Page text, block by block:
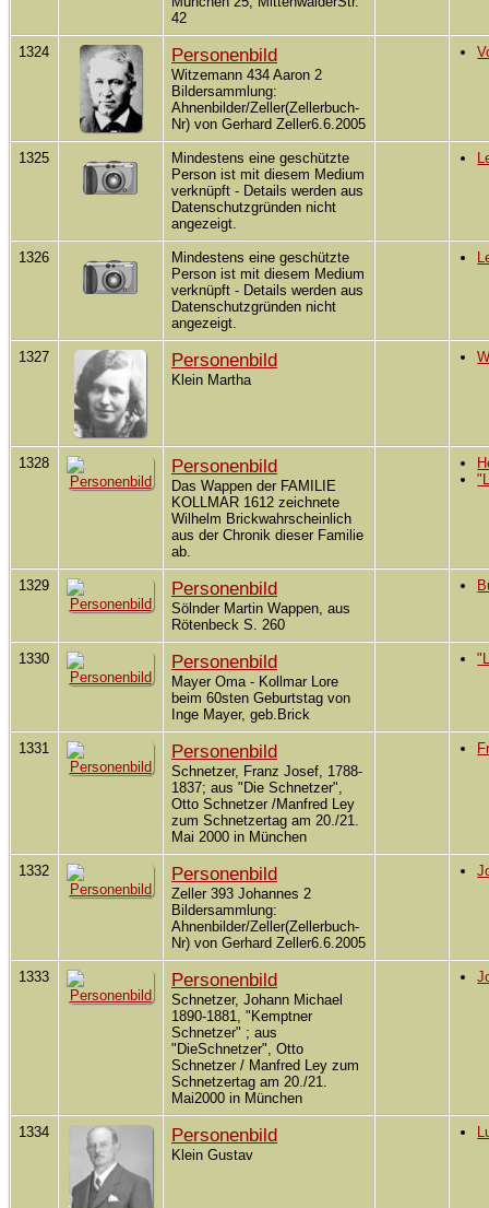
42
1324 Personenbild
Witzemann 434 Aaron 2
Bildersammlung:
Ahnenbilder/Zeller(Zellerbuch-
Nr) von Gerhard Zeller6.6.2005
1325
Mindestens eine geschützte
Person ist mit diesem Medium
verknüpft - Details werden aus
Datenschutzgründen nicht
angezeigt.
1326
Mindestens eine geschützte
Person ist mit diesem Medium
verknüpft - Details werden aus
Datenschutzgründen nicht
angezeigt.
1327 Personenbild
Klein Martha
1328 Personenbild
Das Wappen der FAMILIE
KOLLMAR 1612 zeichnete
Wilhelm Brickwahrscheinlich
aus der Chronik dieser Familie
ab.
1329 Personenbild
Sölnder Martin Wappen, aus
Rötenbeck S. 260
1330 Personenbild
Mayer Oma - Kollmar Lore
beim 60sten Geburtstag von
Inge Mayer, geb.Brick
1331 Personenbild
Schnetzer, Franz Josef, 1788-
1837; aus "Die Schnetzer",
Otto Schnetzer /Manfred Ley
zum Schnetzertag am 20./21.
Mai 2000 in München
1332 Personenbild
Zeller 393 Johannes 2
Bildersammlung:
Ahnenbilder/Zeller(Zellerbuch-
Nr) von Gerhard Zeller6.6.2005
1333 Personenbild
Schnetzer, Johann Michael
1890-1881, "Kemptner
Schnetzer" ; aus
"DieSchnetzer", Otto
Schnetzer / Manfred Ley zum
Schnetzertag am 20./21.
Mai2000 in München
1334 Personenbild
Klein Gustav